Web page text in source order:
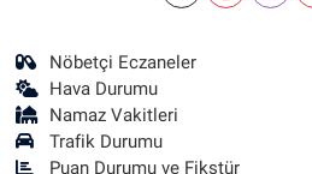
Nöbetçi Eczaneler
Hava Durumu
Namaz Vakitleri
Trafik Durumu
Puan Durumu ve Fikstür